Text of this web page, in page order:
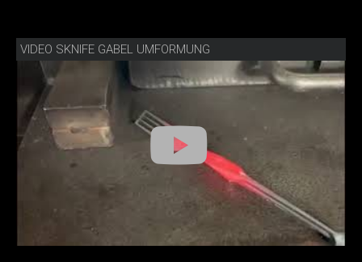
VIDEO SKNIFE GABEL UMFORMUNG